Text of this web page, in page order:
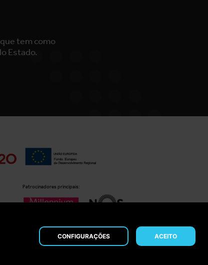
tem como
Estado.
Patrocinadores principais:
CONFIGURAÇÕES ACEITO